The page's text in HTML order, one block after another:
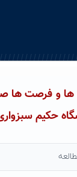
ها و فرصت
حکیم